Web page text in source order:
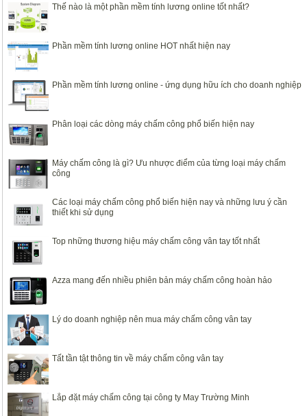
Thế nào là một phần mềm tính lương online tốt nhất?
Phần mềm tính lương online HOT nhất hiện nay
Phần mềm tính lương online - ứng dụng hữu ích cho doanh nghiệp
Phân loại các dòng máy chấm công phổ biến hiện nay
Máy chấm công là gì? Ưu nhược điểm của từng loại máy chấm
công
Các loại máy chấm công phổ biến hiện nay và những lưu ý cần
thiết khi sử dụng
Top những thương hiệu máy chấm công vân tay tốt nhất
Azza mang đến nhiều phiên bản máy chấm công hoàn hảo
Lý do doanh nghiệp nên mua máy chấm công vân tay
Tất tần tật thông tin về máy chấm công vân tay
Lắp đặt máy chấm công tại công ty May Trường Minh